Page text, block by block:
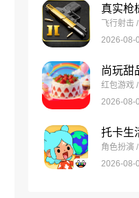
真实枪
飞行射击
2026-08-
尚玩甜
红包游戏
2026-08-
角色扮演
2026-08-